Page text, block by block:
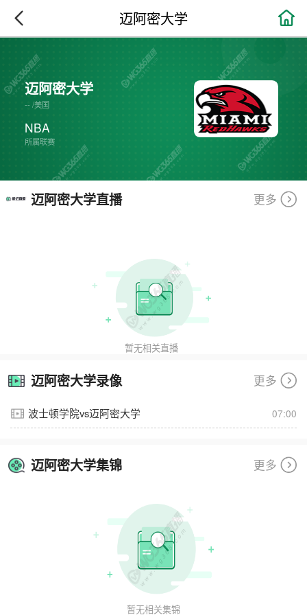
 迈阿密大学
迈阿密大学
-- /美国
NBA
所属联赛
迈阿密大学直播 更多
暂无相关直播
迈阿密大学录像 更多
波士顿学院vs迈阿密大学 07:00
迈阿密大学集锦 更多
暂无相关集锦